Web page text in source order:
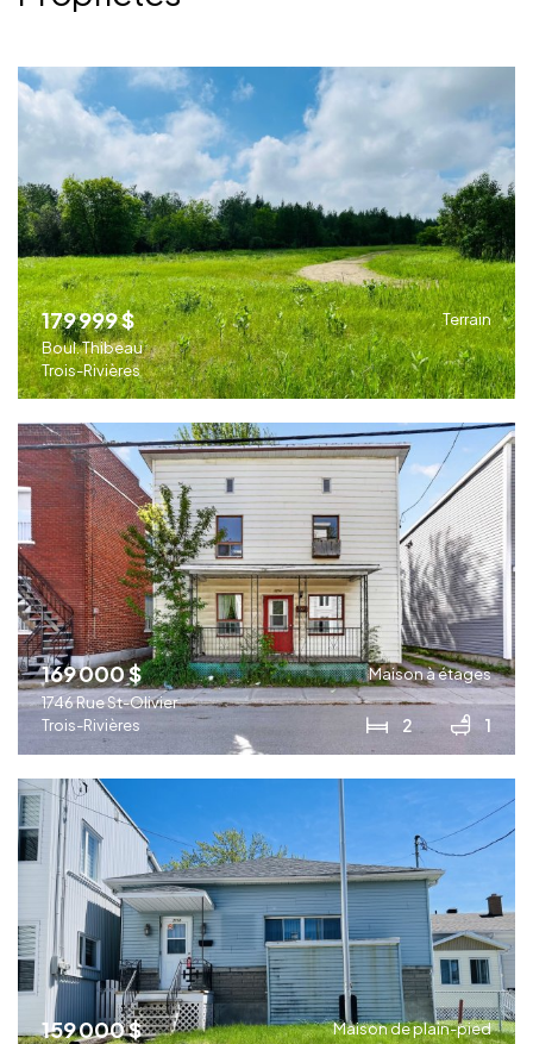
179 999 $
Terrain
Boul. Thibeau
Trois-Rivières
169 000 $
Maison à étages
1746 Rue St-Olivier
Trois-Rivières
2 1
159 000 $
Maison de plain-pied